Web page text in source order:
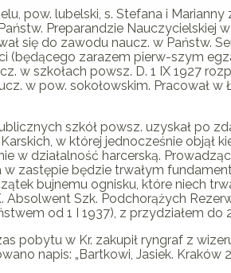
pow. lubelski, s. Stefana i
Preparandzie Nauczycielskiej
się do zawodu naucz. w Państw.
(będącego zarazem pierw-szym
w szkołach powsz. D. 1 IX 1927
w pow. sokołowskim. Pracował
szkół powsz. uzyskał po
w której jednocześnie
w działalność harcerską.
zastępie będzie trwałym
bujnemu ognisku, które niech
Absolwent Szk. Podchorążych
od 1 I 1937), z przydziałem do
pobytu w Kr. zakupił ryngraf z
napis: „Bartkowi, Jasiek. Kraków